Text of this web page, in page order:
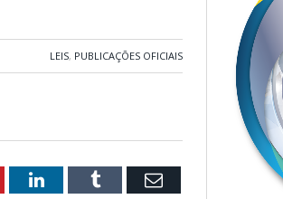
LEIS, PUBLICAÇÕES OFICIAIS
LinkedInTumblr Email